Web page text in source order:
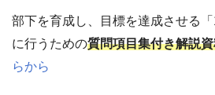
部下を育成し、目標を達成させる
に行うための質問項目集付き解説
らから